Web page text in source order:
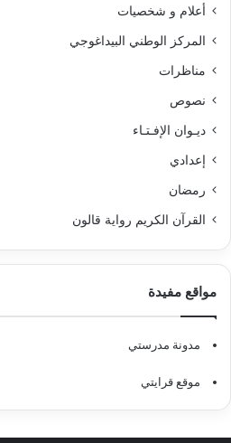
أعلام و شخصيات
المركز الوطني البيداغوجي
مناظرات
نصوص
ديـوان الإفـتـاء
إعدادي
رمضان
القرآن الكريم رواية قالون
مواقع مفيدة
مدونة مدرستي
موقع قرايتي